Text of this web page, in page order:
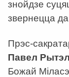
знойдзе
звернецца
Прэс-
Павел
Божай